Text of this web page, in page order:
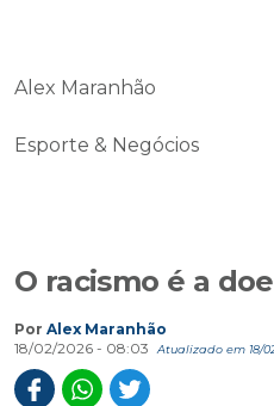
Alex Maranhão
Esporte & Negócios
O racismo é a
Por Alex Maranhão
18/02/2026 - 08:03
Atualizado em 18/